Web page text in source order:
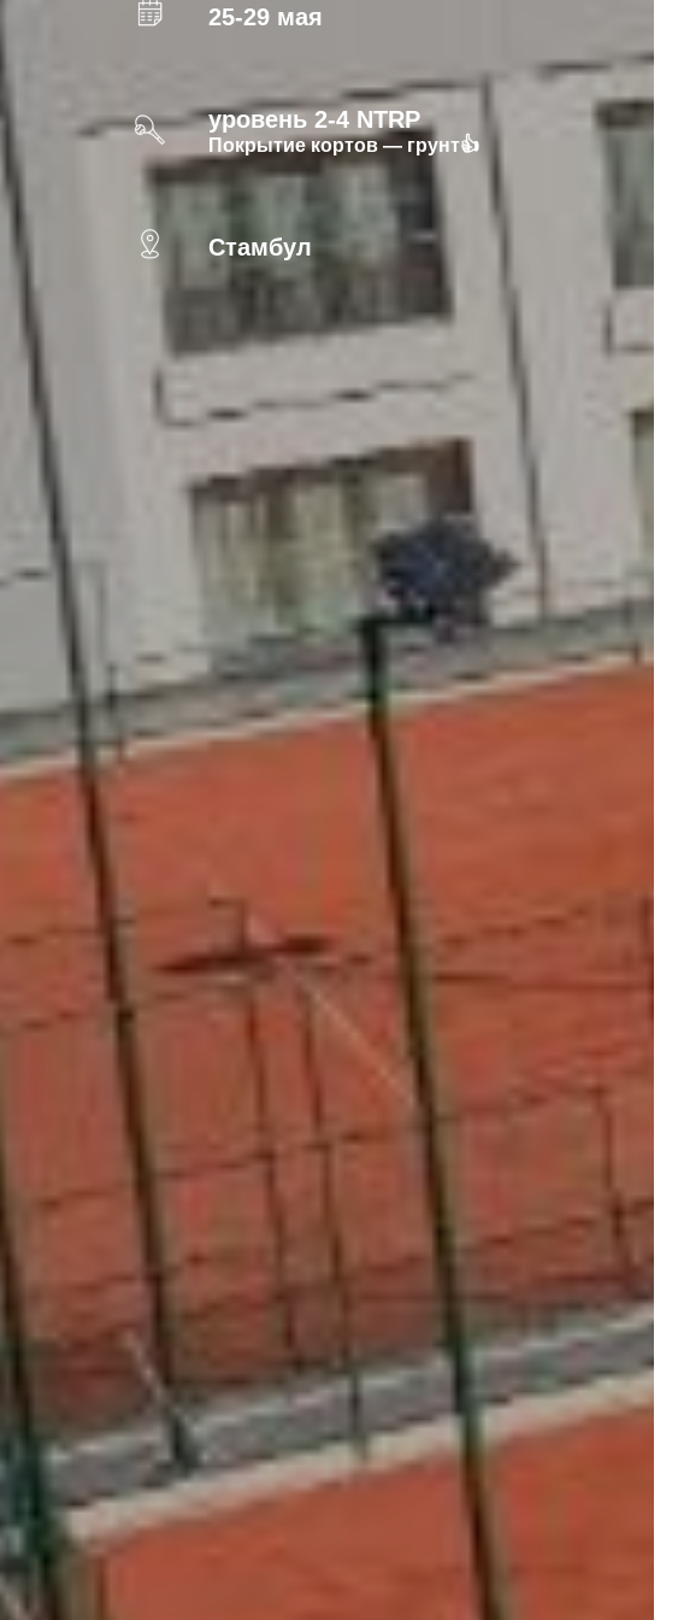
25-29 мая
уровень 2-4 NTRP
Покрытие кортов — грунт👍
Стамбул